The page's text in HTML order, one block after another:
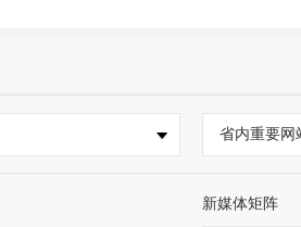
省内重要网
新媒体矩阵